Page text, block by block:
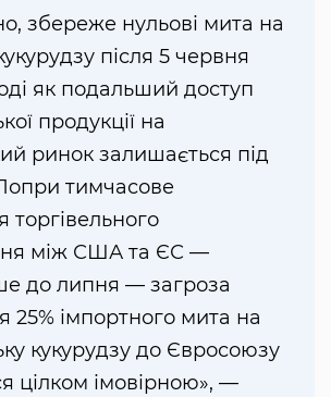
збереже нульові мита на
після 5 червня
як подальший доступ
продукції на
ринок залишається під
тимчасове
між США та ЄС —
до липня — загроза
25% імпортного мита на
кукурудзу до Євросоюзу
цілком імовірною», —